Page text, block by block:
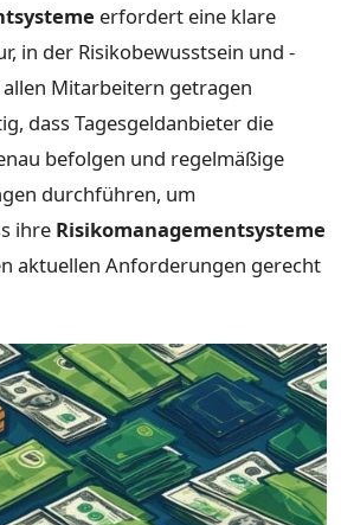
erfordert eine klare
in der Risikobewusstsein und -
Mitarbeitern getragen
dass Tagesgeldanbieter die
befolgen und regelmäßige
durchführen, um
ihre Risikomanagementsysteme
aktuellen Anforderungen gerecht